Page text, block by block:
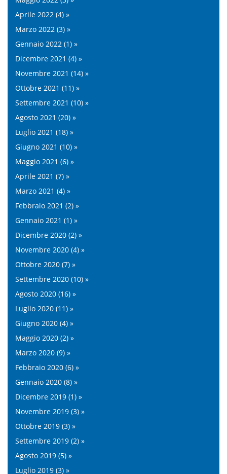
Aprile 2022 (4) »
Marzo 2022 (3) »
Gennaio 2022 (1) »
Dicembre 2021 (4) »
Novembre 2021 (14) »
Ottobre 2021 (11) »
Settembre 2021 (10) »
Agosto 2021 (20) »
Luglio 2021 (18) »
Giugno 2021 (10) »
Maggio 2021 (6) »
Aprile 2021 (7) »
Marzo 2021 (4) »
Febbraio 2021 (2) »
Gennaio 2021 (1) »
Dicembre 2020 (2) »
Novembre 2020 (4) »
Ottobre 2020 (7) »
Settembre 2020 (10) »
Agosto 2020 (16) »
Luglio 2020 (11) »
Giugno 2020 (4) »
Maggio 2020 (2) »
Marzo 2020 (9) »
Febbraio 2020 (6) »
Gennaio 2020 (8) »
Dicembre 2019 (1) »
Novembre 2019 (3) »
Ottobre 2019 (3) »
Settembre 2019 (2) »
Agosto 2019 (5) »
Luglio 2019 (3) »